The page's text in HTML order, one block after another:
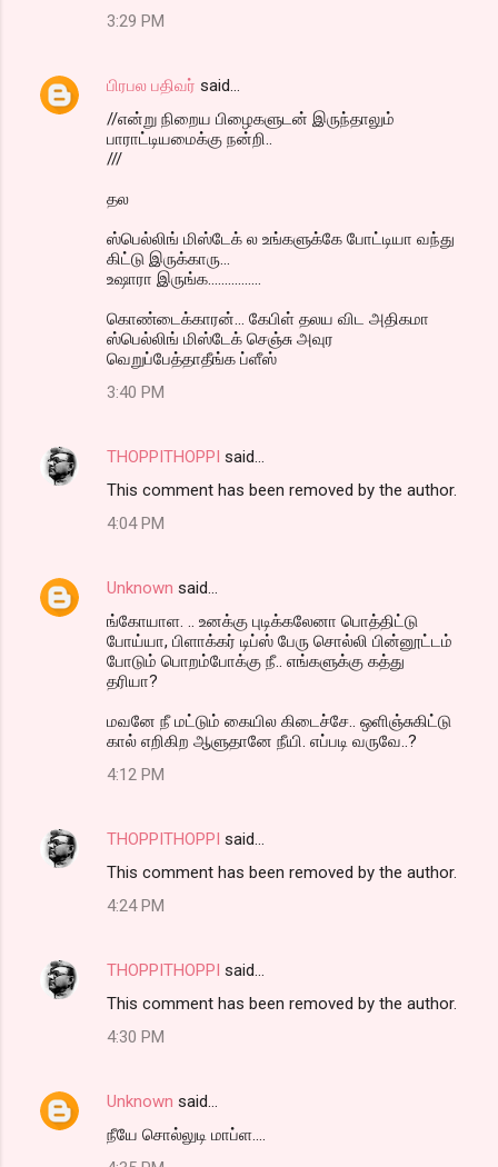
3:29 PM
பிரபல பதிவர் said…
//என்று நிறைய பிழைகளுடன் இருந்தாலும்
பாராட்டியமைக்கு நன்றி..
///
தல‌
ஸ்பெல்லிங் மிஸ்டேக் ல உங்களுக்கே போட்டியா வந்து
கிட்டு இருக்காரு...
உஷாரா இருங்க................
கொண்டைக்காரன்... கேபிள் தலய விட அதிகமா
ஸ்பெல்லிங் மிஸ்டேக் செஞ்சு அவுர
வெறுப்பேத்தாதீங்க ப்ளீஸ்
3:40 PM
THOPPITHOPPI said…
This comment has been removed by the author.
4:04 PM
Unknown said…
ங்கோயாள. .. உனக்கு புடிக்கலேனா பொத்திட்டு
போய்யா, பிளாக்கர் டிப்ஸ் பேரு சொல்லி பின்னூட்டம்
போடும் பொறம்போக்கு நீ.. எங்களுக்கு கத்து
தரியா?
மவனே நீ மட்டும் கையில கிடைச்சே.. ஒளிஞ்சுகிட்டு
கால் எறிகிற ஆளுதானே நீயி. எப்படி வருவே..?
4:12 PM
THOPPITHOPPI said…
This comment has been removed by the author.
4:24 PM
THOPPITHOPPI said…
This comment has been removed by the author.
4:30 PM
Unknown said…
நீயே சொல்லுடி மாப்ள....